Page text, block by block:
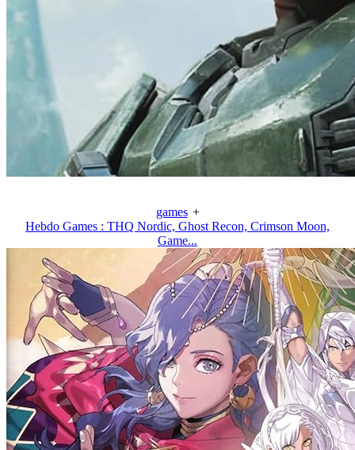
games +
Hebdo Games : THQ Nordic, Ghost Recon, Crimson Moon,
Game...